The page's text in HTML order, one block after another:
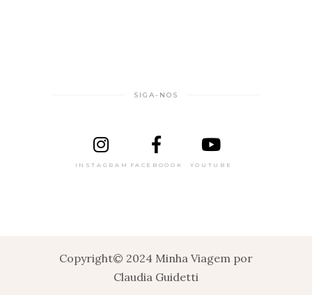
SIGA-NOS
INSTAGRAM FACEBOOOK YOUTUBE
Copyright© 2024 Minha Viagem por
Claudia Guidetti